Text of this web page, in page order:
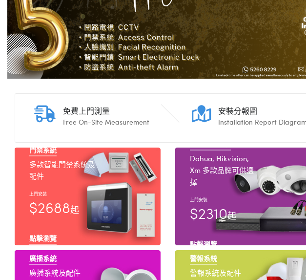
免費上門測量
Free On-Site Measurement
安裝分報圖
Installation Report
門禁系統
多款智能門禁系統及
配件
上門安裝
$2688起
點擊瀏覽
Dahua, Hikvision,
Xm 多款品牌可供選
擇
上門安裝
$2310起
點擊瀏覽
廣播系統
廣播系統及配件
警報系統
警報系統及配件